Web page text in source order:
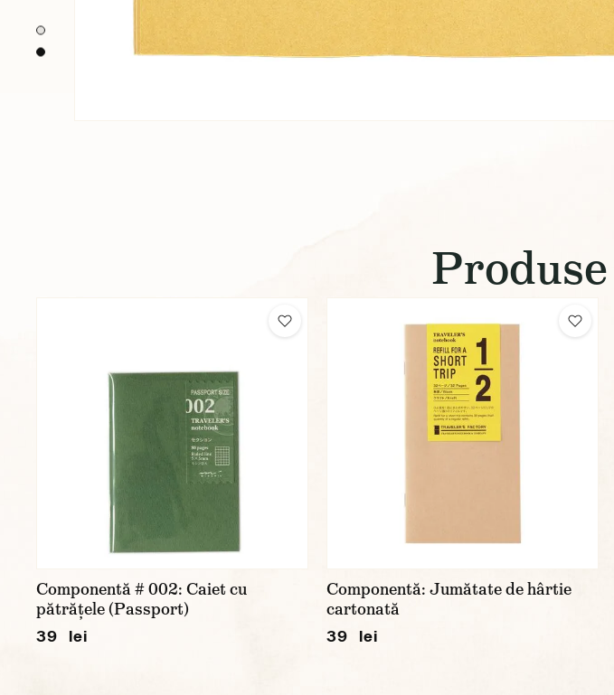
Componentă # 002: Caiet cu
pătrățele (Passport)
39 lei
Componentă: Jumătate de hârtie
cartonată
39 lei